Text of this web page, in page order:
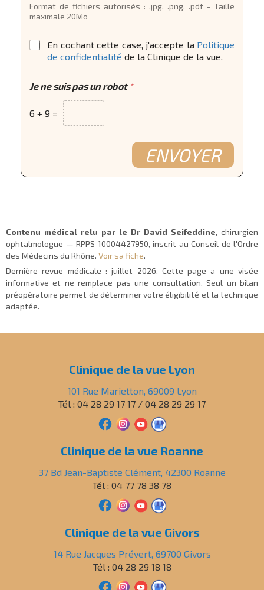
Format de fichiers autorisés : .jpg, .png, .pdf - Taille
maximale 20Mo
* En cochant cette case, j'accepte la Politique
de confidentialité de la Clinique de la vue.
Je ne suis pas un robot *
6 + 9 =
ENVOYER
Contenu médical relu par le Dr David Seifeddine, chirurgien
ophtalmologue — RPPS 10004427950, inscrit au Conseil de l'Ordre
des Médecins du Rhône. Voir sa fiche.
Dernière revue médicale :juillet 2026. Cette page a une visée
informative et ne remplace pas une consultation. Seul un bilan
préopératoire permet de déterminer votre éligibilité et la technique
adaptée.
Clinique de la vue Lyon
101 Rue Marietton, 69009 Lyon
Tél : 04 28 29 17 17 / 04 28 29 29 17
Clinique de la vue Roanne
37 Bd Jean-Baptiste Clément, 42300 Roanne
Tél : 04 77 78 38 78
Clinique de la vue Givors
14 Rue Jacques Prévert, 69700 Givors
Tél : 04 28 29 18 18